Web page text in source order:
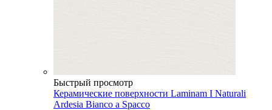
Быстрый просмотр
Керамические поверхности Laminam I Naturali
Ardesia Bianco a Spacco